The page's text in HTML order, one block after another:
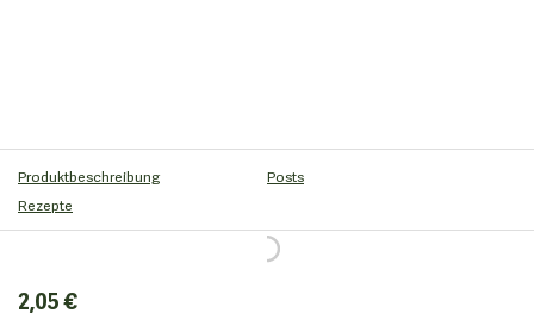
Produktbeschreibung
Posts
Rezepte
2,05 €